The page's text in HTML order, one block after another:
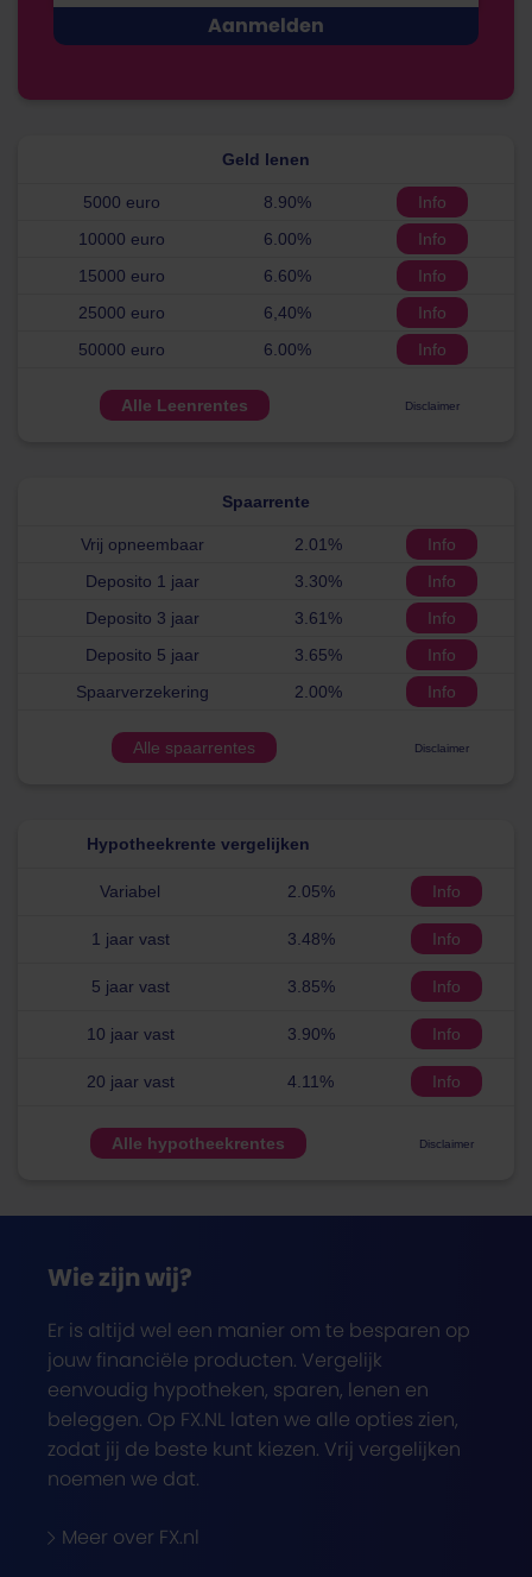
Geld lenen
5000 euro 8.90%
Info
10000 euro
6.00%
Info
15000 euro
6.60%
Info
25000 euro
6,40%
Info
50000 euro
6.00% Info
Alle Leenrentes Disclaimer
Spaarrente
Vrij opneembaar 2.01%
Info
Deposito 1 jaar
3.30%
Info
Deposito 3 jaar
3.61%
Info
Deposito 5 jaar
3.65%
Info
Spaarverzekering
2.00% Info
Alle spaarrentes Disclaimer
Hypotheekrente vergelijken
Variabel 2.05% Info
1 jaar vast 3.48% Info
5 jaar vast 3.85% Info
10 jaar vast 3.90% Info
20 jaar vast 4.11% Info
Alle hypotheekrentes Disclaimer
Wie zijn wij?
Er is altijd wel een manier om te besparen op
jouw financiële producten. Vergelijk
eenvoudig hypotheken, sparen, lenen en
beleggen. Op FX.NL laten we alle opties zien,
zodat jij de beste kunt kiezen. Vrij vergelijken
noemen we dat.
Meer over FX.nl